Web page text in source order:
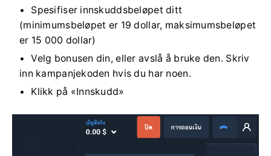
Spesifiser innskuddsbeløpet ditt
(minimumsbeløpet er 19 dollar, maksimumsbeløpet
er 15 000 dollar)
Velg bonusen din, eller avslå å bruke den. Skriv
inn kampanjekoden hvis du har noen.
Klikk på «Innskudd»